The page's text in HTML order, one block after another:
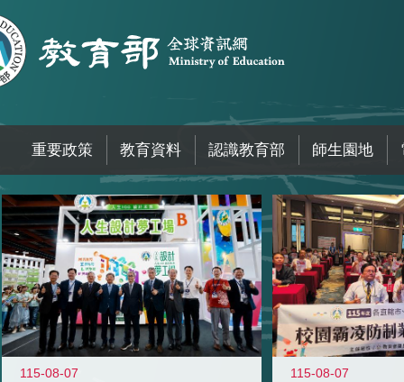
重要政策 教育資料 認識教育部 師生園地
115-08-07 115-08-07